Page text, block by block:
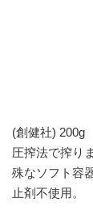
(創健社) 200g
圧搾法で搾り
殊なソフト容
止剤不使用。